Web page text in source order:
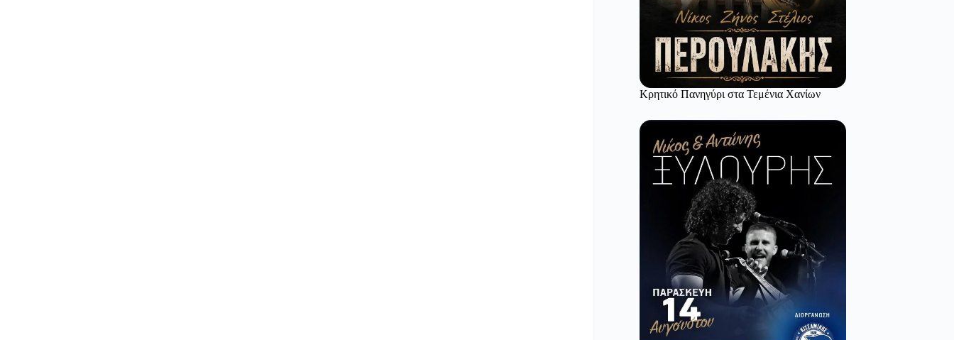
Κρητικό Πανηγύρι στα Τεμένια Χανίων